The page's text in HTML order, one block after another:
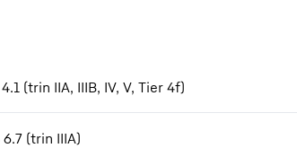
(trin IIA, IIIB, IV, V, Tier 4f)
(trin IIIA)